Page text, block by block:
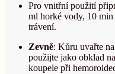
Pro vnitřní použití
ml horké vody, 10
trávení.
Zevně: Kůru uvařte
použijte jako obklad
koupele při